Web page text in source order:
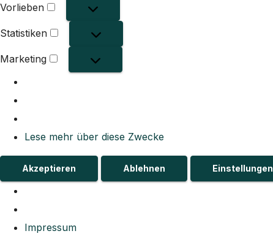
Vorlieben
Vorlieben
Statistiken
Statistiken
Marketing
Marketing
Lese mehr über diese Zwecke
Akzeptieren Ablehnen
Impressum